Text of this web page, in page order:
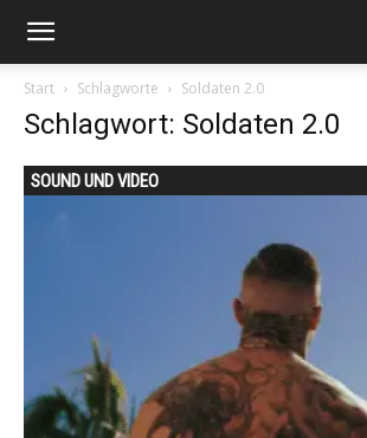
Start Schlagworte Soldaten 2.0
Schlagwort: Soldaten 2.0
SOUND UND VIDEO